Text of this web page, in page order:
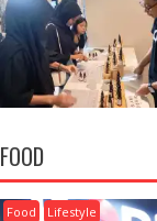
FOOD
Food Lifestyle